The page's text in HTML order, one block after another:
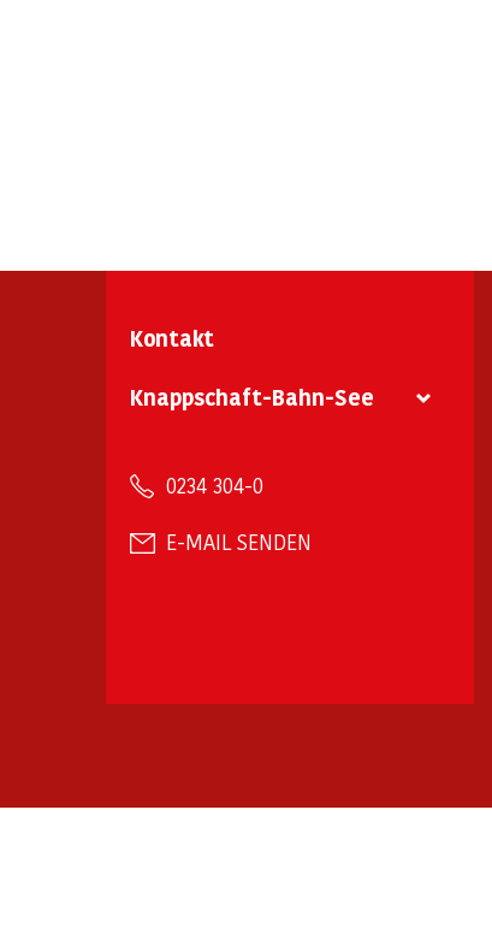
Kontakt
Knappschaft-Bahn-See
0234 304-0
E-MAIL SENDEN